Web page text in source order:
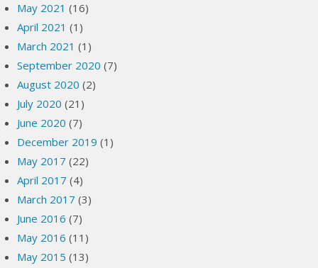
May 2021 (16)
April 2021 (1)
March 2021 (1)
September 2020 (7)
August 2020 (2)
July 2020 (21)
June 2020 (7)
December 2019 (1)
May 2017 (22)
April 2017 (4)
March 2017 (3)
June 2016 (7)
May 2016 (11)
May 2015 (13)